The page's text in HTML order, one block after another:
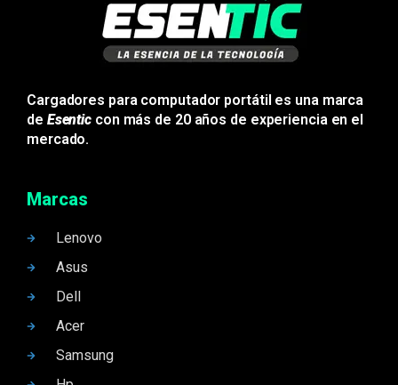
Cargadores para computador portátil es una marca
de Esentic con más de 20 años de experiencia en el
mercado.
Marcas
Lenovo
Asus
Dell
Acer
Samsung